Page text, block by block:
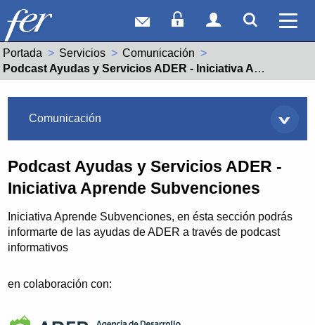
Correo webAcceso Socios
Acceso
Portada Servicios
Comunicación
Actual:
Podcast Ayudas y Servicios ADER - Iniciativa Aprende Subvenciones
Comunicación
Podcast Ayudas y Servicios ADER -
Iniciativa Aprende Subvenciones
Iniciativa Aprende Subvenciones, en ésta sección podrás
informarte de las ayudas de ADER a través de podcast
informativos
en colaboración con: